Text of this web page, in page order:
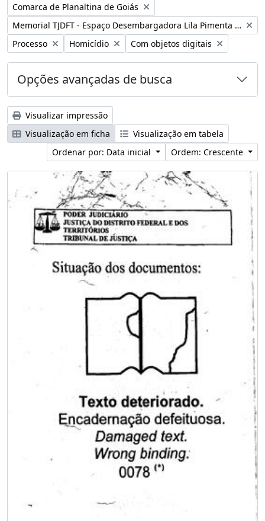
Remover filtro:
Comarca de Planaltina de Goiás
Remover filtro:
Memorial TJDFT - Espaço Desembargadora Lila Pimenta Duarte
Remover filtro:
Processo Remover filtro:
Homicídio Remover filtro:
Com objetos digitais
Opções avançadas de busca
Visualizar impressão
Visualização em ficha
Visualização em tabela
Ordenar por: Data inicial
Ordem: Crescente